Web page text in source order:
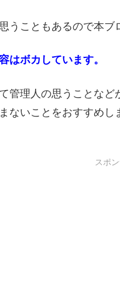
うこともあるので本ブ
はボカしています。
管理人の思うことな
ないことをおすすめ
スポ